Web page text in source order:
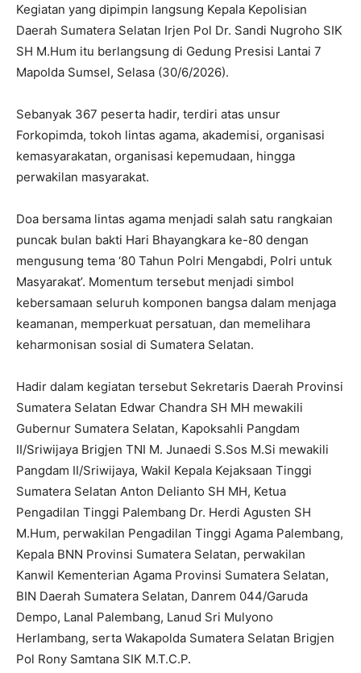
Kegiatan yang dipimpin langsung Kepala Kepolisian
Daerah Sumatera Selatan Irjen Pol Dr. Sandi Nugroho SIK
SH M.Hum itu berlangsung di Gedung Presisi Lantai 7
Mapolda Sumsel, Selasa (30/6/2026).
Sebanyak 367 peserta hadir, terdiri atas unsur
Forkopimda, tokoh lintas agama, akademisi, organisasi
kemasyarakatan, organisasi kepemudaan, hingga
perwakilan masyarakat.
Doa bersama lintas agama menjadi salah satu rangkaian
puncak bulan bakti Hari Bhayangkara ke-80 dengan
mengusung tema ‘80 Tahun Polri Mengabdi, Polri untuk
Masyarakat’. Momentum tersebut menjadi simbol
kebersamaan seluruh komponen bangsa dalam menjaga
keamanan, memperkuat persatuan, dan memelihara
keharmonisan sosial di Sumatera Selatan.
Hadir dalam kegiatan tersebut Sekretaris Daerah Provinsi
Sumatera Selatan Edwar Chandra SH MH mewakili
Gubernur Sumatera Selatan, Kapoksahli Pangdam
II/Sriwijaya Brigjen TNI M. Junaedi S.Sos M.Si mewakili
Pangdam II/Sriwijaya, Wakil Kepala Kejaksaan Tinggi
Sumatera Selatan Anton Delianto SH MH, Ketua
Pengadilan Tinggi Palembang Dr. Herdi Agusten SH
M.Hum, perwakilan Pengadilan Tinggi Agama Palembang,
Kepala BNN Provinsi Sumatera Selatan, perwakilan
Kanwil Kementerian Agama Provinsi Sumatera Selatan,
BIN Daerah Sumatera Selatan, Danrem 044/Garuda
Dempo, Lanal Palembang, Lanud Sri Mulyono
Herlambang, serta Wakapolda Sumatera Selatan Brigjen
Pol Rony Samtana SIK M.T.C.P.